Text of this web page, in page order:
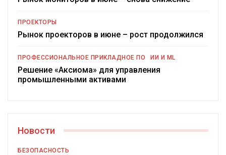
ПРОЕКТОРЫ
Рынок проекторов в июне – рост продолжился
ПРОФЕССИОНАЛЬНОЕ ПРИКЛАДНОЕ ПО ИИ И ML
Решение «Аксиома» для управления
промышленными активами
Новости
БЕЗОПАСНОСТЬ